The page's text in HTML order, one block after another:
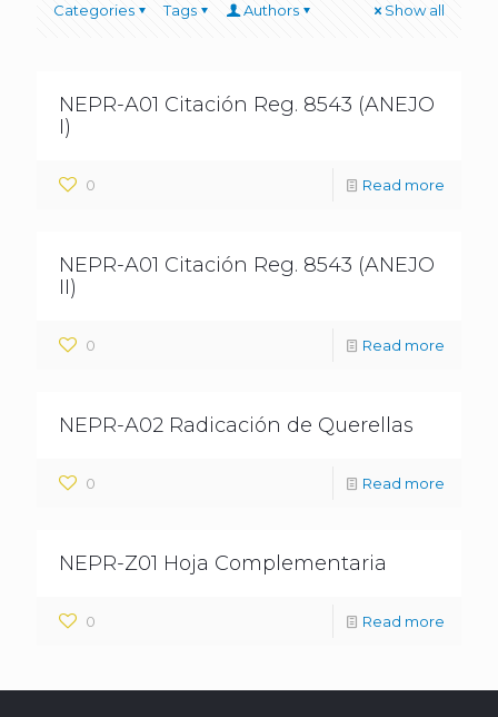
Categories Tags Authors Show all
NEPR-A01 Citación Reg. 8543 (ANEJO
I)
0 Read more
NEPR-A01 Citación Reg. 8543 (ANEJO
II)
0 Read more
NEPR-A02 Radicación de Querellas
0 Read more
NEPR-Z01 Hoja Complementaria
0 Read more